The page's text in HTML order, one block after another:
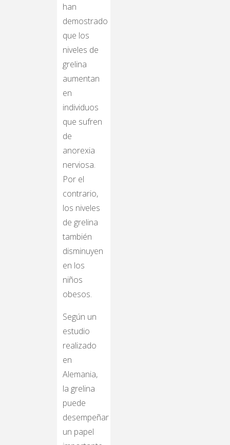
han
demostrado
que los
niveles de
grelina
aumentan
en
individuos
que sufren
de
anorexia
nerviosa.
Por el
contrario,
los niveles
de grelina
también
disminuyen
en los
niños
obesos.
Según un
estudio
realizado
en
Alemania,
la grelina
puede
desempeñar
un papel